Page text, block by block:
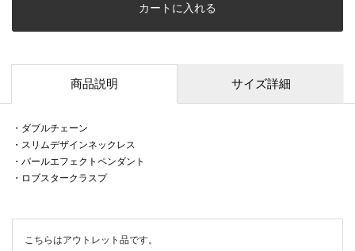
カートに入れる
商品説明 サイズ詳細
・ダブルチェーン
・スリムデザインネックレス
・パールエフェクトペンダント
・ロブスタークラスプ
こちらはアウトレット品です。